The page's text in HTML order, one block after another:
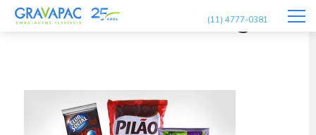
(11) 4777-0381
insercoes-embalagens